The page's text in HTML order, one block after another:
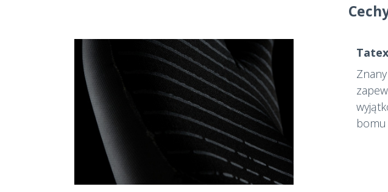
bomu